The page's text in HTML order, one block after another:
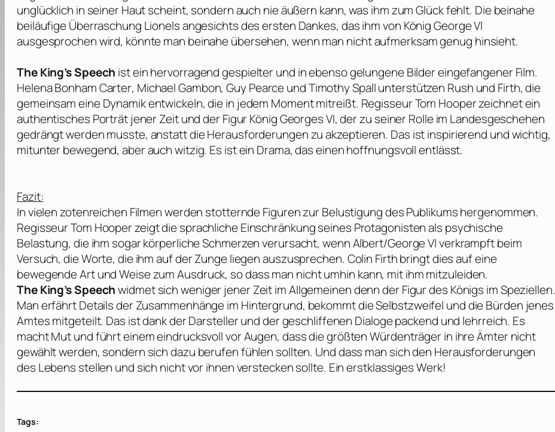
unglücklich in seiner Haut scheint, sondern auch nie äußern kann, was ihm zum Glück fehlt. Die beinahe
beiläufige Überraschung Lionels angesichts des ersten Dankes, das ihm von König George VI
ausgesprochen wird, könnte man beinahe übersehen, wenn man nicht aufmerksam genug hinsieht.
The King’s Speech ist ein hervorragend gespielter und in ebenso gelungene Bilder eingefangener Film.
Helena Bonham Carter, Michael Gambon,Guy PearceundTimothy Spallunterstützen Rush und Firth, die
gemeinsam eine Dynamik entwickeln, die in jedem Moment mitreißt. RegisseurTom Hooperzeichnet ein
authentisches Porträt jener Zeit und der Figur König Georges VI, der zu seiner Rolle im Landesgeschehen
gedrängt werden musste, anstatt die Herausforderungen zu akzeptieren. Das ist inspirierend und wichtig,
mitunter bewegend, aber auch witzig. Es ist ein Drama, das einen hoffnungsvoll entlässt.
Fazit:
In vielen zotenreichen Filmen werden stotternde Figuren zur Belustigung des Publikums hergenommen.
RegisseurTom Hooperzeigt die sprachliche Einschränkung seines Protagonisten als psychische
Belastung, die ihm sogar körperliche Schmerzen verursacht, wenn Albert/George VI verkrampft beim
Versuch, die Worte, die ihm auf der Zunge liegen auszusprechen. Colin Firthbringt dies auf eine
bewegende Art und Weise zum Ausdruck, so dass man nicht umhin kann, mit ihm mitzuleiden.
The King’s Speechwidmet sich weniger jener Zeit im Allgemeinen denn der Figur des Königs im Speziellen.
Man erfährt Details der Zusammenhänge im Hintergrund, bekommt die Selbstzweifel und die Bürden jenes
Amtes mitgeteilt. Das ist dank der Darsteller und der geschliffenen Dialoge packend und lehrreich. Es
macht Mut und führt einem eindrucksvoll vor Augen, dass die größten Würdenträger in ihre Ämter nicht
gewählt werden, sondern sich dazu berufen fühlen sollten. Und dass man sich den Herausforderungen
des Lebens stellen und sich nicht vor ihnen verstecken sollte. Ein erstklassiges Werk!
Tags: